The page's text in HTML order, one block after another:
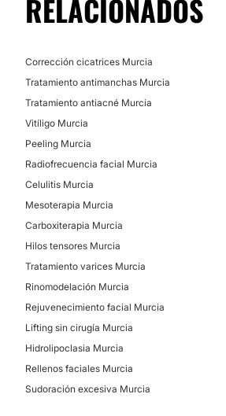
RELACIONADOS
Corrección cicatrices Murcia
Tratamiento antimanchas Murcia
Tratamiento antiacné Murcia
Vitíligo Murcia
Peeling Murcia
Radiofrecuencia facial Murcia
Celulitis Murcia
Mesoterapia Murcia
Carboxiterapia Murcia
Hilos tensores Murcia
Tratamiento varices Murcia
Rinomodelación Murcia
Rejuvenecimiento facial Murcia
Lifting sin cirugía Murcia
Hidrolipoclasia Murcia
Rellenos faciales Murcia
Sudoración excesiva Murcia